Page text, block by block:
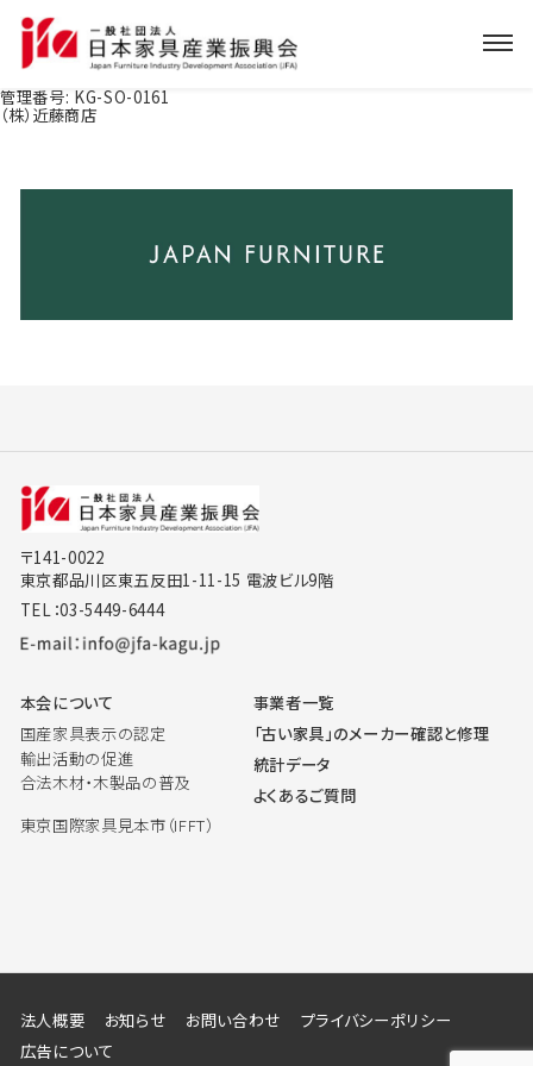
管理番号: KG-SO-0161
（株）近藤商店
〒141-0022
東京都品川区東五反田1-11-15 電波ビル9階
TEL：03-5449-6444
本会について
国産家具表示の認定
輸出活動の促進
合法木材・木製品の普及
東京国際家具見本市（IFFT）
事業者一覧
「古い家具」のメーカー確認と修理
統計データ
よくあるご質問
法人概要 お知らせ お問い合わせ
プライバシーポリシー
広告について